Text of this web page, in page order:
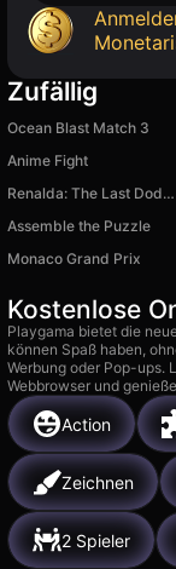
Zufällig
Ocean Blast Match 3
Anime Fight
Renalda: The Last Dodep
Assemble the Puzzle
Monaco Grand Prix
Kostenlose
Playgama bietet die
können Spaß haben,
Werbung oder Pop-ups.
Webbrowser und
Action
Zeichnen
2 Spieler